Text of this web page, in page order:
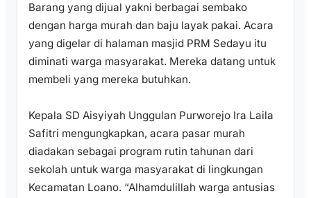
Barang yang dijual yakni berbagai sembako
dengan harga murah dan baju layak pakai. Acara
yang digelar di halaman masjid PRM Sedayu itu
diminati warga masyarakat. Mereka datang untuk
membeli yang mereka butuhkan.
Kepala SD Aisyiyah Unggulan Purworejo Ira Laila
Safitri mengungkapkan, acara pasar murah
diadakan sebagai program rutin tahunan dari
sekolah untuk warga masyarakat di lingkungan
Kecamatan Loano. “Alhamdulillah warga antusias